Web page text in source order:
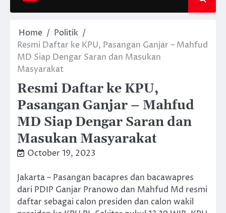
Home
Politik
Resmi Daftar ke KPU, Pasangan Ganjar – Mahfud
MD Siap Dengar Saran dan Masukan
Masyarakat
Resmi Daftar ke KPU,
Pasangan Ganjar – Mahfud
MD Siap Dengar Saran dan
Masukan Masyarakat
October 19, 2023
Jakarta – Pasangan bacapres dan bacawapres
dari PDIP Ganjar Pranowo dan Mahfud Md resmi
daftar sebagai calon presiden dan calon wakil